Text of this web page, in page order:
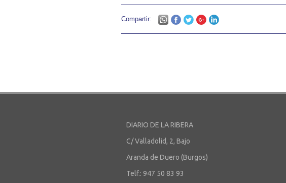
Compartir:
DIARIO DE LA RIBERA
C/ Valladolid, 2, Bajo
Aranda de Duero (Burgos)
Telf.: 947 50 83 93